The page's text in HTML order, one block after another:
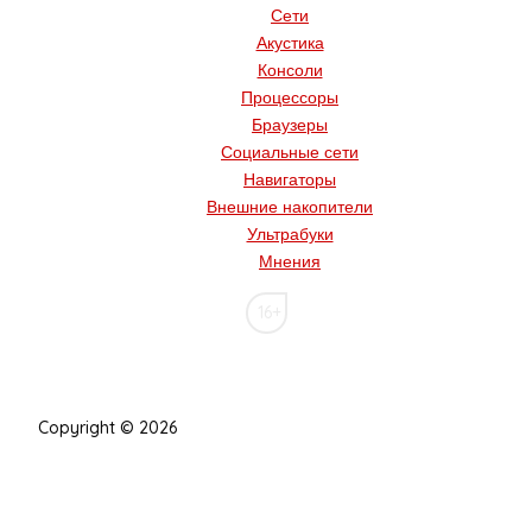
Сети
Акустика
Консоли
Процессоры
Браузеры
Социальные сети
Навигаторы
Внешние накопители
Ультрабуки
Мнения
Copyright © 2026